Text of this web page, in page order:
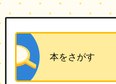
本をさがす